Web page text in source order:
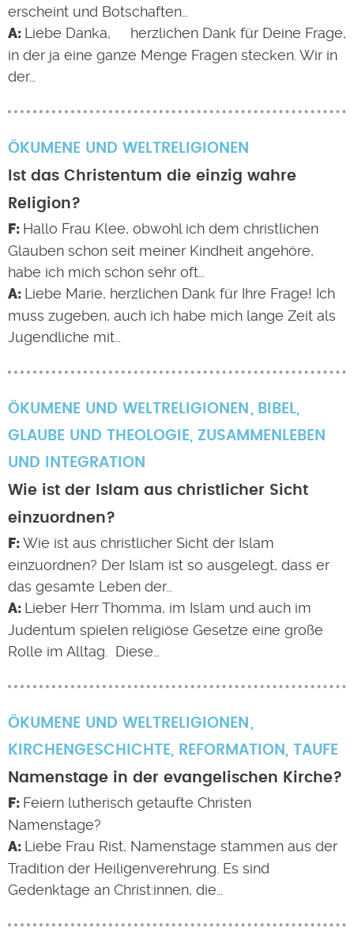
erscheint und Botschaften…
Liebe Danka, herzlichen Dank für Deine Frage,
in der ja eine ganze Menge Fragen stecken. Wir in
der…
ÖKUMENE UND WELTRELIGIONEN
Ist das Christentum die einzig wahre
Religion?
Hallo Frau Klee, obwohl ich dem christlichen
Glauben schon seit meiner Kindheit angehöre,
habe ich mich schon sehr oft…
Liebe Marie, herzlichen Dank für Ihre Frage! Ich
muss zugeben, auch ich habe mich lange Zeit als
Jugendliche mit…
ÖKUMENE UND WELTRELIGIONEN BIBEL,
GLAUBE UND THEOLOGIE, ZUSAMMENLEBEN
UND INTEGRATION
Wie ist der Islam aus christlicher Sicht
einzuordnen?
Wie ist aus christlicher Sicht der Islam
einzuordnen? Der Islam ist so ausgelegt, dass er
das gesamte Leben der…
Lieber Herr Thomma, im Islam und auch im
Judentum spielen religiöse Gesetze eine große
Rolle im Alltag. Diese…
ÖKUMENE UND WELTRELIGIONEN
KIRCHENGESCHICHTE, REFORMATION , TAUFE
Namenstage in der evangelischen Kirche?
Feiern lutherisch getaufte Christen
Namenstage?
Liebe Frau Rist, Namenstage stammen aus der
Tradition der Heiligenverehrung. Es sind
Gedenktage an Christ:innen, die…